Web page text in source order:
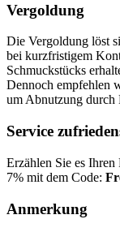
Vergoldung
Die Vergoldung löst
bei kurzfristigem
Schmuckstücks
Dennoch empfehlen
um Abnutzung durch
Service
Erzählen Sie es
7% mit dem Code:
Anmerkung